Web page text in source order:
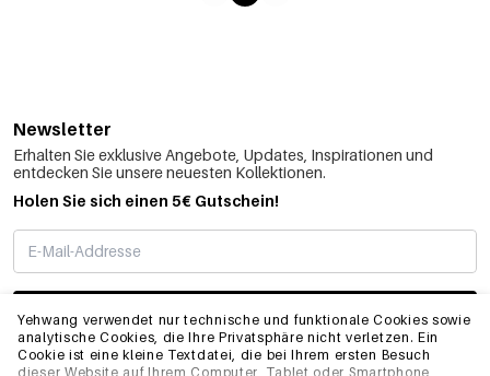
Yehwang verwendet nur technische und funktionale Cookies sowie
analytische Cookies, die Ihre Privatsphäre nicht verletzen. Ein
Cookie ist eine kleine Textdatei, die bei Ihrem ersten Besuch
dieser Website auf Ihrem Computer, Tablet oder Smartphone
Newsletter
Erhalten Sie exklusive Angebote, Updates, Inspirationen und
entdecken Sie unsere neuesten Kollektionen.
Holen Sie sich einen 5€ Gutschein!
ABONNIEREN